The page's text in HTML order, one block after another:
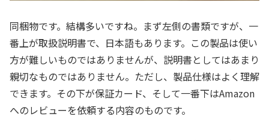
同梱物です。結構多いですね。まず左側の書類ですが、一
番上が取扱説明書で、日本語もあります。この製品は使い
方が難しいものではありませんが、説明書としてはあまり
親切なものではありません。ただし、製品仕様はよく理解
できます。その下が保証カード、そして一番下はAmazon
へのレビューを依頼する内容のものです。